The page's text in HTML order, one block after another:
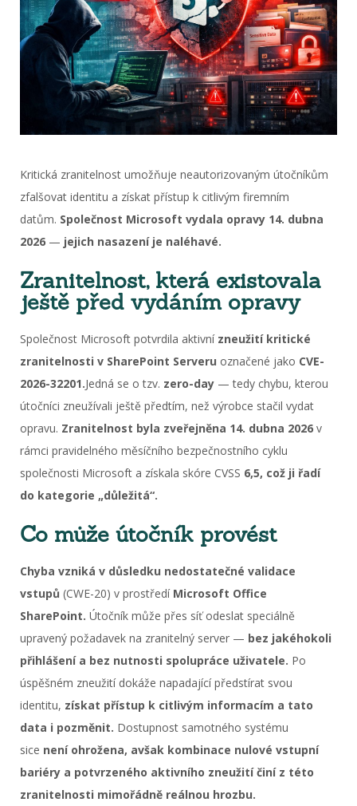
Kritická zranitelnost umožňuje neautorizovaným útočníkům
zfalšovat identitu a získat přístup k citlivým firemním
datům. Společnost Microsoft vydala opravy 14. dubna
2026 — jejich nasazení je naléhavé.
Zranitelnost, která existovala
ještě před vydáním opravy
Společnost Microsoft potvrdila aktivnízneužití kritické
zranitelnosti v SharePoint Serveru označené jako CVE-
2026-32201.Jedná se o tzv. zero-day — tedy chybu, kterou
útočníci zneužívali ještě předtím, než výrobce stačil vydat
opravu. Zranitelnost byla zveřejněna 14. dubna 2026 v
rámci pravidelného měsíčního bezpečnostního cyklu
společnosti Microsoft a získala skóre CVSS 6,5, což ji řadí
do kategorie „důležitá“.
Co může útočník provést
Chyba vzniká v důsledku nedostatečné validace
vstupů (CWE-20) v prostředí Microsoft Office
SharePoint. Útočník může přes síť odeslat speciálně
upravený požadavek na zranitelný server — bez jakéhokoli
přihlášení a bez nutnosti spolupráce uživatele. Po
úspěšném zneužití dokáže napadající předstírat svou
identitu, získat přístup k citlivým informacím a tato
data i pozměnit. Dostupnost samotného systému
sice není ohrožena, avšak kombinace nulové vstupní
bariéry a potvrzeného aktivního zneužití činí z této
zranitelnosti mimořádně reálnou hrozbu.